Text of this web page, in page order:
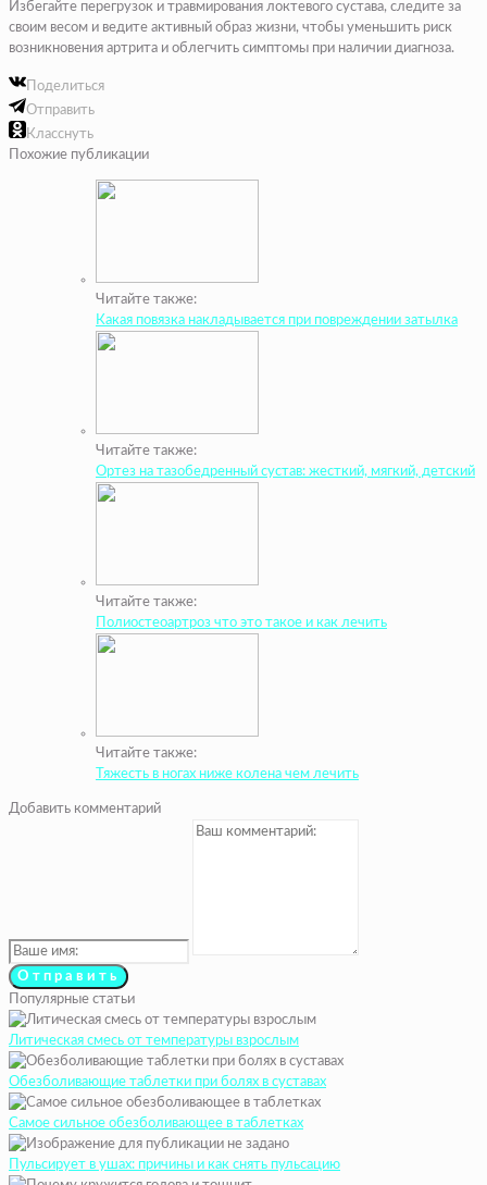
Избегайте перегрузок и травмирования локтевого сустава, следите за
своим весом и ведите активный образ жизни, чтобы уменьшить риск
возникновения артрита и облегчить симптомы при наличии диагноза.
Поделиться
Отправить
Класснуть
Похожие публикации
Читайте также:
Какая повязка накладывается при повреждении затылка
Читайте также:
Ортез на тазобедренный сустав: жесткий, мягкий, детский
Читайте также:
Полиостеоартроз что это такое и как лечить
Читайте также:
Тяжесть в ногах ниже колена чем лечить
Добавить комментарий
Популярные статьи
Литическая смесь от температуры взрослым
Обезболивающие таблетки при болях в суставах
Самое сильное обезболивающее в таблетках
Пульсирует в ушах: причины и как снять пульсацию